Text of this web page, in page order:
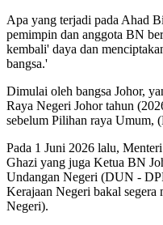
Apa yang terjadi pada Ahad
pemimpin dan anggota BN
kembali' daya dan
bangsa.'
Dimulai oleh bangsa Johor,
Raya Negeri Johor tahun
sebelum Pilihan raya Umum,
Pada 1 Juni 2026 lalu,
Ghazi yang juga Ketua BN
Undangan Negeri (DUN -
Kerajaan Negeri bakal
Negeri).